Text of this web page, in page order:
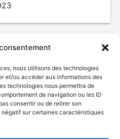
nous utilisons des technologies
et/ou accéder aux informations des
technologies nous permettra de
de navigation ou les ID
consentir ou de retirer son
sur certaines caractéristiques